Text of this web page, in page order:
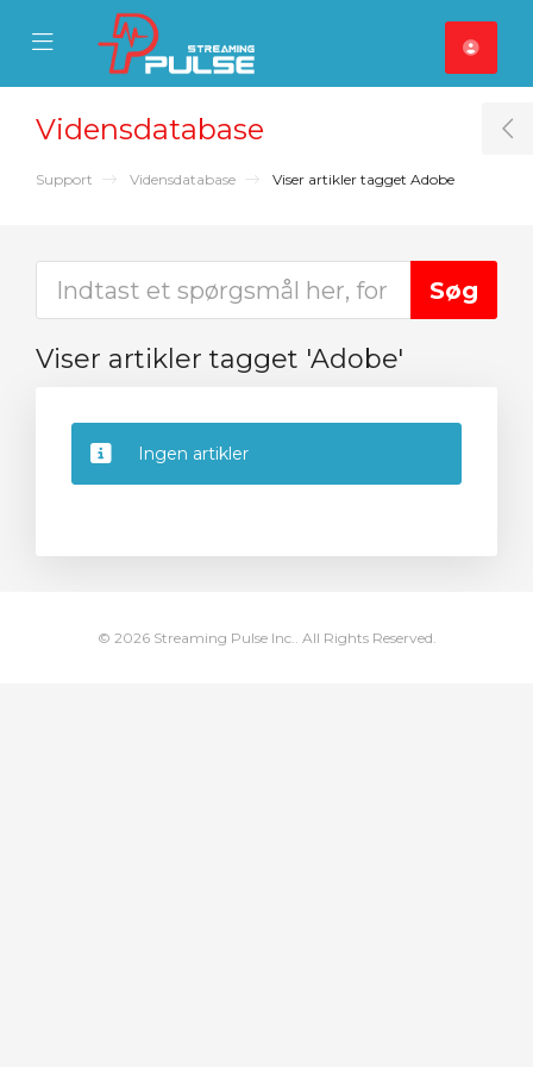
Mobile Menu
Mobile Menu
Vidensdatabase
Support Vidensdatabase Viser artikler tagget Adobe
Viser artikler tagget 'Adobe'
Ingen artikler
© 2026 Streaming Pulse Inc.. All Rights Reserved.